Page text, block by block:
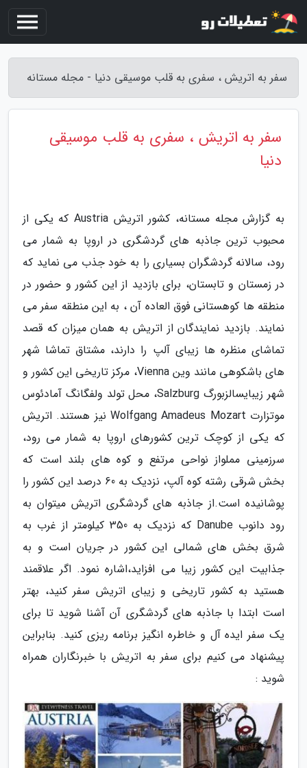
سفر به اتریش ، سفری به قلب موسیقی دنیا - مجله مستانه
سفر به اتریش ، سفری به قلب موسیقی
دنیا
به گزارش مجله مستانه، کشور اتریش Austria که یکی از
محبوب ترین جاذبه های گردشگری در اروپا به شمار می
رود، سالانه گردشگران بسیاری را به خود جذب می نماید که
در زمستان و تابستان، برای بازدید از این کشور و حضور در
منطقه ها کوهستانی فوق العاده آن ، به این منطقه سفر می
نمایند. بازدید نمایندگان از اتریش به همان میزان که قصد
تماشای منظره ها زیبای آلپ را دارند، مشتاق تماشا شهر
های باشکوهی مانند وین Vienna، مرکز تاریخی این کشور و
شهر زیبایسالزبورگ Salzburg، محل تولد ولفگانگ آمادئوس
موتزارت Wolfgang Amadeus Mozart نیز هستند. اتریش
که یکی از کوچک ترین کشورهای اروپا به شمار می رود،
سرزمینی مملواز نواحی مرتفع و کوه های بلند است که
بخش شرقی رشته کوه آلپ، نزدیک به 60 درصد این کشور را
پوشانیده است.از جاذبه های گردشگری اتریش میتوان به
رود دانوب Danube که نزدیک به 350 کیلومتر از غرب به
شرق بخش های شمالی این کشور در جریان است و به
جذابیت این کشور زیبا می افزاید،اشاره نمود. اگر علاقمند
هستید به کشور تاریخی و زیبای اتریش سفر کنید، بهتر
است ابتدا با جاذبه های گردشگری آن آشنا شوید تا برای
یک سفر ایده آل و خاطره انگیز برنامه ریزی کنید. بنابراین
پیشنهاد می کنیم برای سفر به اتریش با خبرنگاران همراه
شوید :